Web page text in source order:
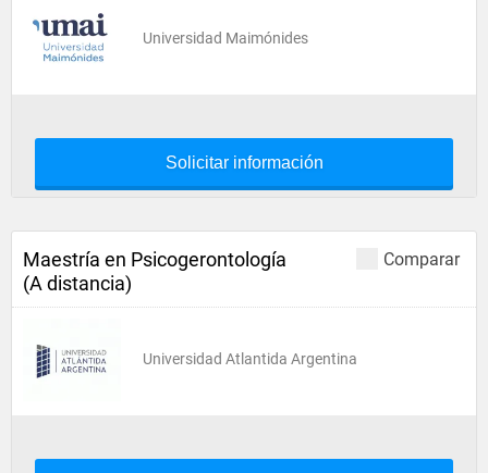
Universidad Maimónides
Solicitar información
Comparar
Maestría en Psicogerontología
(A distancia)
Universidad Atlantida Argentina